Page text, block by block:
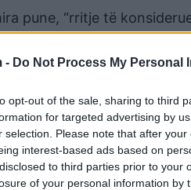
- Do Not Process My Personal
opt-out of the sale, sharing to third
for targeted advertising by
selection. Please note that after
interest-based ads based on
to third parties prior to your
of your personal information by
pune, “rritje të
dhe 14-të dhe ulje të